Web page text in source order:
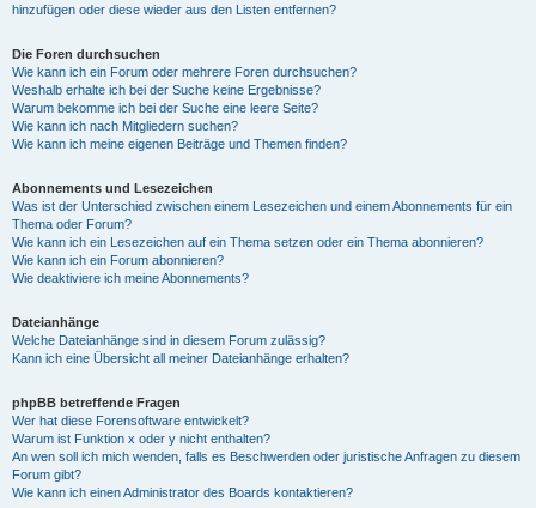
hinzufügen oder diese wieder aus den Listen entfernen?
Die Foren durchsuchen
Wie kann ich ein Forum oder mehrere Foren durchsuchen?
Weshalb erhalte ich bei der Suche keine Ergebnisse?
Warum bekomme ich bei der Suche eine leere Seite?
Wie kann ich nach Mitgliedern suchen?
Wie kann ich meine eigenen Beiträge und Themen finden?
Abonnements und Lesezeichen
Was ist der Unterschied zwischen einem Lesezeichen und einem Abonnements für ein
Thema oder Forum?
Wie kann ich ein Lesezeichen auf ein Thema setzen oder ein Thema abonnieren?
Wie kann ich ein Forum abonnieren?
Wie deaktiviere ich meine Abonnements?
Dateianhänge
Welche Dateianhänge sind in diesem Forum zulässig?
Kann ich eine Übersicht all meiner Dateianhänge erhalten?
phpBB betreffende Fragen
Wer hat diese Forensoftware entwickelt?
Warum ist Funktion x oder y nicht enthalten?
An wen soll ich mich wenden, falls es Beschwerden oder juristische Anfragen zu diesem
Forum gibt?
Wie kann ich einen Administrator des Boards kontaktieren?